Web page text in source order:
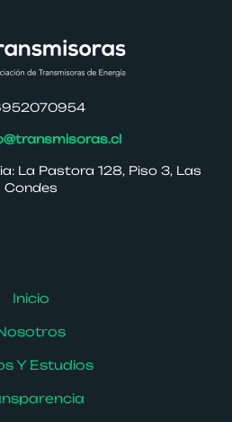
La Pastora 128, Piso 3, Las
Condes
Inicio
Y Estudios